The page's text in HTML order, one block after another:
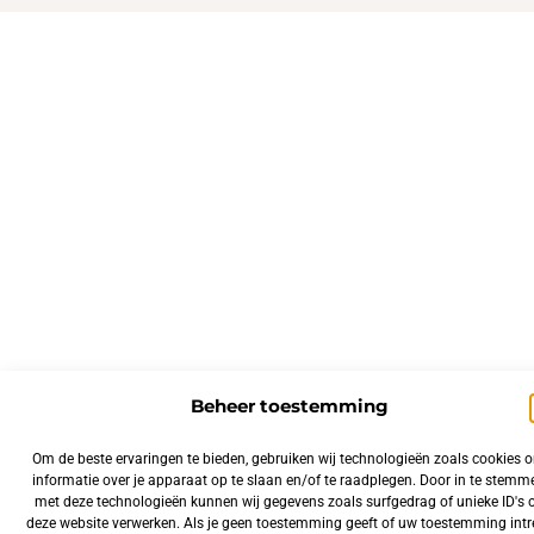
Beheer toestemming
Om de beste ervaringen te bieden, gebruiken wij technologieën zoals cookies
informatie over je apparaat op te slaan en/of te raadplegen. Door in te
met deze technologieën kunnen wij gegevens zoals surfgedrag of unieke ID's
deze website verwerken. Als je geen toestemming geeft of uw toestemming